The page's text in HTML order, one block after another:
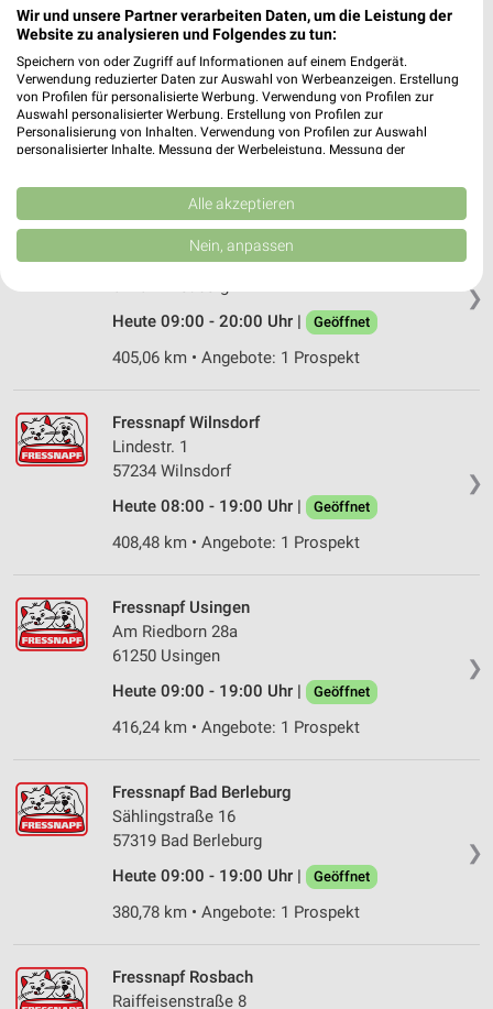
Fressnapf Alsfeld
An der Au 10
36304 Alsfeld
Heute 09:00 - 19:00 Uhr | Geöffnet
❯
Fressnapf Friedberg
Straßheimer Straße 22
Heute 09:00 - 20:00 Uhr |
Geöffnet
405,06 km • Angebote: 1 Prospekt
❯
Fressnapf Wilnsdorf
Lindestr. 1
57234 Wilnsdorf
Heute 08:00 - 19:00 Uhr |
Geöffnet
408,48 km • Angebote: 1 Prospekt
❯
Fressnapf Usingen
Am Riedborn 28a
61250 Usingen
Heute 09:00 - 19:00 Uhr |
Geöffnet
416,24 km • Angebote: 1 Prospekt
❯
Fressnapf Bad Berleburg
Sählingstraße 16
57319 Bad Berleburg
Heute 09:00 - 19:00 Uhr |
Geöffnet
380,78 km • Angebote: 1 Prospekt
Fressnapf Rosbach
Raiffeisenstraße 8
Wir und unsere Partner verarbeiten Daten, um die Leistung der
Website zu analysieren und Folgendes zu tun:
Speichern von oder Zugriff auf Informationen auf einem Endgerät.
Verwendung reduzierter Daten zur Auswahl von Werbeanzeigen. Erstellung
von Profilen für personalisierte Werbung. Verwendung von Profilen zur
Auswahl personalisierter Werbung. Erstellung von Profilen zur
Personalisierung von Inhalten. Verwendung von Profilen zur Auswahl
personalisierter Inhalte. Messung der Werbeleistung. Messung der
Kombinationen von Daten aus verschiedenen Quellen. Entwicklung und
Verbesserung der Angebote. Verwendung reduzierter Daten zur Auswahl
von Inhalten.
Daten können außerhalb der Europäischen Union weitergegeben und in die
Website/App.
Partnerliste anzeigen (1 IAB-Anbieter)
Wir nutzen Ihre Daten für folgende Zwecke:
Speichern von oder Zugriff auf Informationen
auf einem Endgerät
Verwendung reduzierter Daten zur Auswahl von
Werbeanzeigen
Erstellung von Profilen für personalisierte
Verwendung von Profilen zur Auswahl
personalisierter Werbung
Erstellung von Profilen zur Personalisierung
von Inhalten
Verwendung von Profilen zur Auswahl
Messung der Werbeleistung
Messung der Performance von Inhalten
Analyse von Zielgruppen durch Statistiken oder
Kombinationen von Daten aus verschiedenen
Entwicklung und Verbesserung der Angebote
Alle akzeptieren
Nein, anpassen